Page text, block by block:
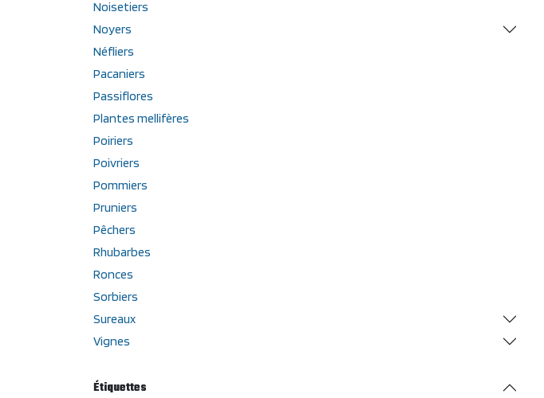
Noisetiers
Noyers
Néfliers
Pacaniers
Passiflores
Plantes mellifères
Poiriers
Poivriers
Pommiers
Pruniers
Pêchers
Rhubarbes
Ronces
Sorbiers
Sureaux
Vignes
Étiquettes